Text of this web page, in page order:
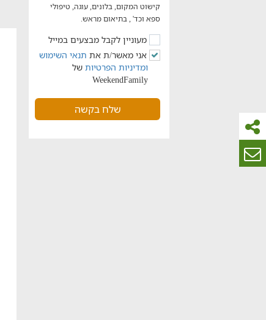
קישוט המקום, בלונים, עוגה, טיפולי
ספא וכד' , בתיאום מראש.
מעוניין לקבל מבצעים במייל
אני מאשר/ת את תנאי השימוש
ומדיניות הפרטיות של
WeekendFamily
שלח בקשה